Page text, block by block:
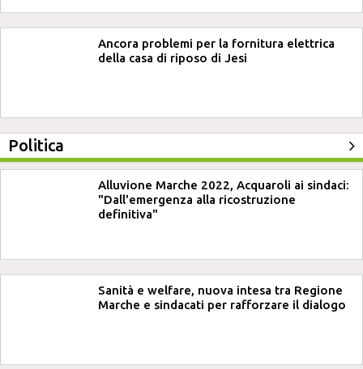
Ancora problemi per la fornitura elettrica
della casa di riposo di Jesi
Politica
Alluvione Marche 2022, Acquaroli ai sindaci:
"Dall'emergenza alla ricostruzione
definitiva"
Sanità e welfare, nuova intesa tra Regione
Marche e sindacati per rafforzare il dialogo